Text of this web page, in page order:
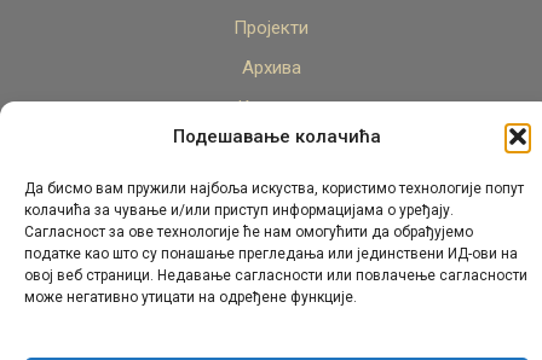
Подешавање колачића
Да бисмо вам пружили најбоља искуства, користимо технологије попут
колачића за чување и/или приступ информацијама о уређају.
Сагласност за ове технологије ће нам омогућити да обрађујемо
податке као што су понашање прегледања или јединствени ИД-ови на
овој веб страници. Недавање сагласности или повлачење сагласности
може негативно утицати на одређене функције.
Пројекти
Архива
Контакт
© Републички педагошки завод Републике Српске.